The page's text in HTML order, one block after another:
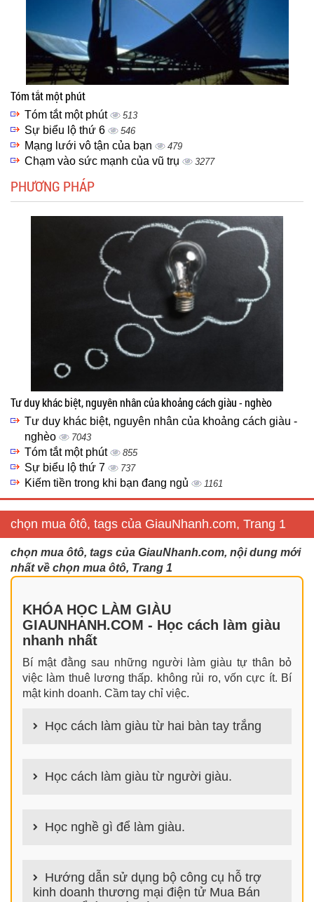
Tóm tắt một phút
Tóm tắt một phút 513
Sự biểu lộ thứ 6 546
Mạng lưới vô tận của bạn 479
Chạm vào sức mạnh của vũ trụ 3277
PHƯƠNG PHÁP
Tư duy khác biệt, nguyên nhân của khoảng cách giàu - nghèo
Tư duy khác biệt, nguyên nhân của khoảng cách giàu -
nghèo
7043
Tóm tắt một phút 855
Sự biểu lộ thứ 7 737
Kiếm tiền trong khi bạn đang ngủ 1161
chọn mua ôtô, tags của GiauNhanh.com, Trang 1
chọn mua ôtô, tags của GiauNhanh.com, nội dung mới
nhất về chọn mua ôtô, Trang 1
KHÓA HỌC LÀM GIÀU
GIAUNHANH.COM - Học cách làm giàu
nhanh nhất
Bí mật đằng sau những người làm giàu tự thân bỏ
việc làm thuê lương thấp. không rủi ro, vốn cực ít. Bí
mật kinh doanh. Cầm tay chỉ việc.
Học cách làm giàu từ hai bàn tay trắng
nhưng hiệu quả bất ngờ. Bạn có thể thành công ngay
cả khi không có gì trong tay.
Học cách làm giàu từ người giàu.
làm giàu từ người giàu. Bạn sẽ có được góc nhìn đa
chiều khi đi sâu vào phân tích cách người giàu làm
Học nghề gì để làm giàu.
nhất hiện nay là gì? Nên học nghề gì để kiếm tiền
hiện nay? Nghề kiếm tiền tại nhà nào đơn giản thu
Hướng dẫn sử dụng bộ công cụ hỗ trợ
kinh doanh thương mại điện tử Mua Bán